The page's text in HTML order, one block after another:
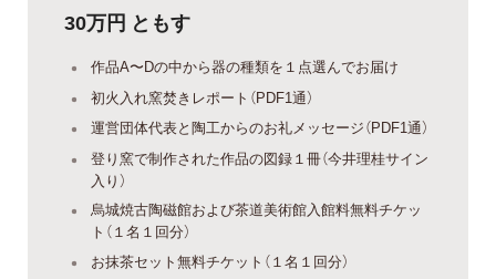
30万円 ともす
作品A〜Dの中から器の種類を１点選んでお届け
初火入れ窯焚きレポート（PDF1通）
運営団体代表と陶工からのお礼メッセージ（PDF1通）
登り窯で制作された作品の図録１冊（今井理桂サイン
入り）
烏城焼古陶磁館および茶道美術館入館料無料チケッ
ト（１名１回分）
お抹茶セット無料チケット（１名１回分）